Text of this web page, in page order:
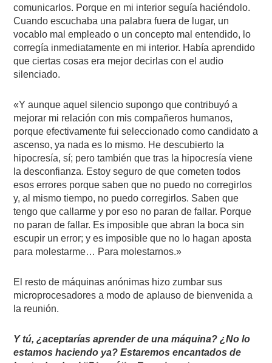
comunicarlos. Porque en mi interior seguía haciéndolo.
Cuando escuchaba una palabra fuera de lugar, un
vocablo mal empleado o un concepto mal entendido, lo
corregía inmediatamente en mi interior. Había aprendido
que ciertas cosas era mejor decirlas con el audio
silenciado.
«Y aunque aquel silencio supongo que contribuyó a
mejorar mi relación con mis compañeros humanos,
porque efectivamente fui seleccionado como candidato a
ascenso, ya nada es lo mismo. He descubierto la
hipocresía, sí; pero también que tras la hipocresía viene
la desconfianza. Estoy seguro de que cometen todos
esos errores porque saben que no puedo no corregirlos
y, al mismo tiempo, no puedo corregirlos. Saben que
tengo que callarme y por eso no paran de fallar. Porque
no paran de fallar. Es imposible que abran la boca sin
escupir un error; y es imposible que no lo hagan aposta
para molestarme… Para molestarnos.»
El resto de máquinas anónimas hizo zumbar sus
microprocesadores a modo de aplauso de bienvenida a
la reunión.
Y tú, ¿aceptarías aprender de una máquina? ¿No lo
estamos haciendo ya? Estaremos encantados de